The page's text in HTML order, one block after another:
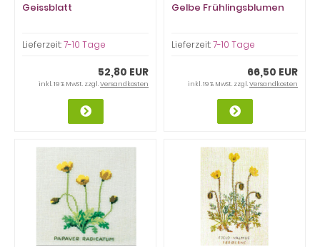
Geissblatt
Lieferzeit:7-10 Tage
52,80 EUR
inkl. 19 % MwSt. zzgl.Versandkosten
Gelbe Frühlingsblumen
Lieferzeit:7-10 Tage
66,50 EUR
inkl. 19 % MwSt. zzgl.Versandkosten